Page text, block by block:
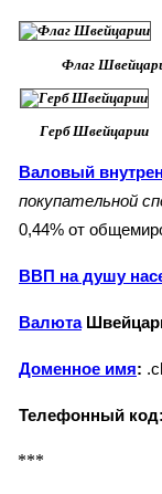
Флаг
Герб Швейцарии
Валовый
покупательной
0,44% от
ВВП на душу
Валюта
Доменное имя:
Телефонный код:
***